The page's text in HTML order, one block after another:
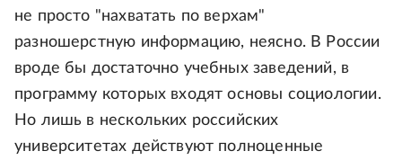
не просто "нахватать по верхам"
разношерстную информацию, неясно. В России
вроде бы достаточно учебных заведений, в
программу которых входят основы социологии.
Но лишь в нескольких российских
университетах действуют полноценные